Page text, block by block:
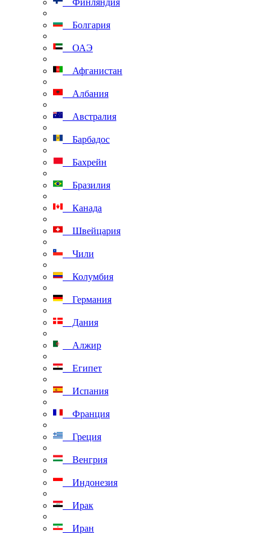
Финляндия
Болгария
ОАЭ
Афганистан
Албания
Австралия
Барбадос
Бахрейн
Бразилия
Канада
Швейцария
Чили
Колумбия
Германия
Дания
Алжир
Египет
Испания
Франция
Греция
Венгрия
Индонезия
Ирак
Иран